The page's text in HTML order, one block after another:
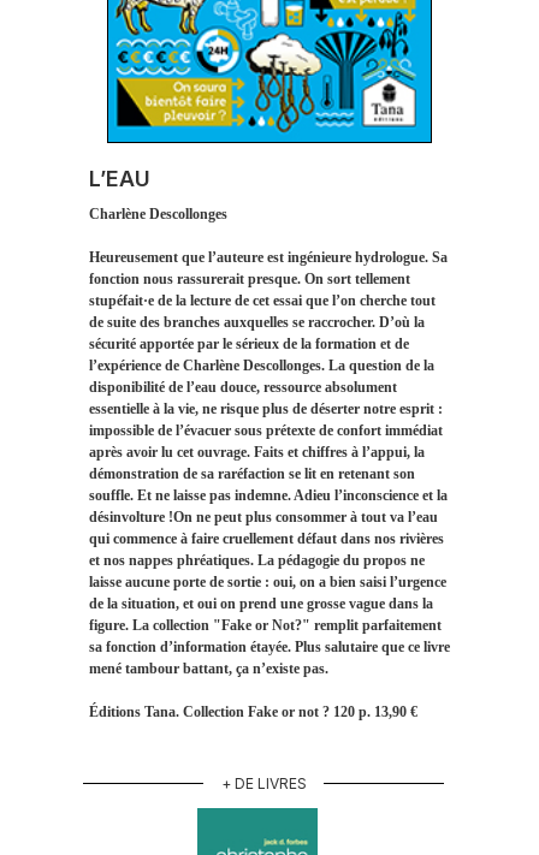
L’EAU
Charlène Descollonges
Heureusement que l’auteure est ingénieure hydrologue. Sa
fonction nous rassurerait presque. On sort tellement
stupéfait·e de la lecture de cet essai que l’on cherche tout
de suite des branches auxquelles se raccrocher. D’où la
sécurité apportée par le sérieux de la formation et de
l’expérience de Charlène Descollonges. La question de la
disponibilité de l’eau douce, ressource absolument
essentielle à la vie, ne risque plus de déserter notre esprit :
impossible de l’évacuer sous prétexte de confort immédiat
après avoir lu cet ouvrage. Faits et chiffres à l’appui, la
démonstration de sa raréfaction se lit en retenant son
souffle. Et ne laisse pas indemne. Adieu l’inconscience et la
désinvolture !On ne peut plus consommer à tout va l’eau
qui commence à faire cruellement défaut dans nos rivières
et nos nappes phréatiques. La pédagogie du propos ne
laisse aucune porte de sortie : oui, on a bien saisi l’urgence
de la situation, et oui on prend une grosse vague dans la
figure. La collection "Fake or Not?" remplit parfaitement
sa fonction d’information étayée. Plus salutaire que ce livre
mené tambour battant, ça n’existe pas.
Éditions Tana. Collection Fake or not ? 120 p. 13,90 €
+ DE LIVRES